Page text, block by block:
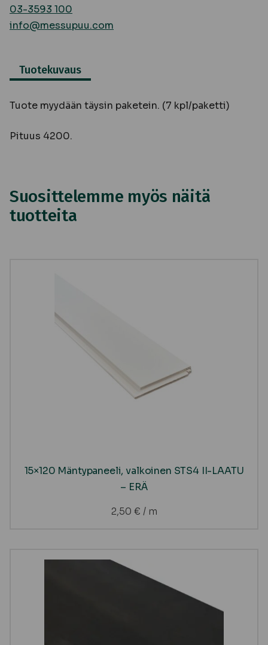
03-3593 100
info@messupuu.com
Tuotekuvaus
Tuote myydään täysin paketein. (7 kpl/paketti)
Pituus 4200.
Suosittelemme myös näitä
tuotteita
15×120 Mäntypaneeli, valkoinen STS4 II-LAATU
– ERÄ
2,50 € / m